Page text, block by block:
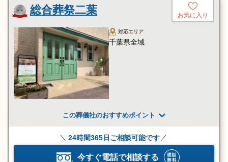
総合葬祭二葉 お気に入り
対応エリア
千葉県全域
この葬儀社のおすすめポイント
24時間365日ご相談可能です
今すぐ電話で相談する